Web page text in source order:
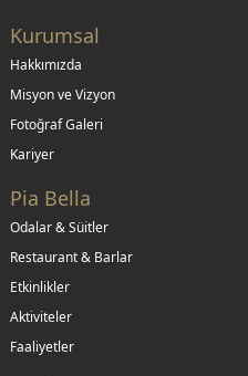
Kurumsal
Hakkımızda
Misyon ve Vizyon
Fotoğraf Galeri
Kariyer
Pia Bella
Odalar & Süitler
Restaurant & Barlar
Etkinlikler
Aktiviteler
Faaliyetler